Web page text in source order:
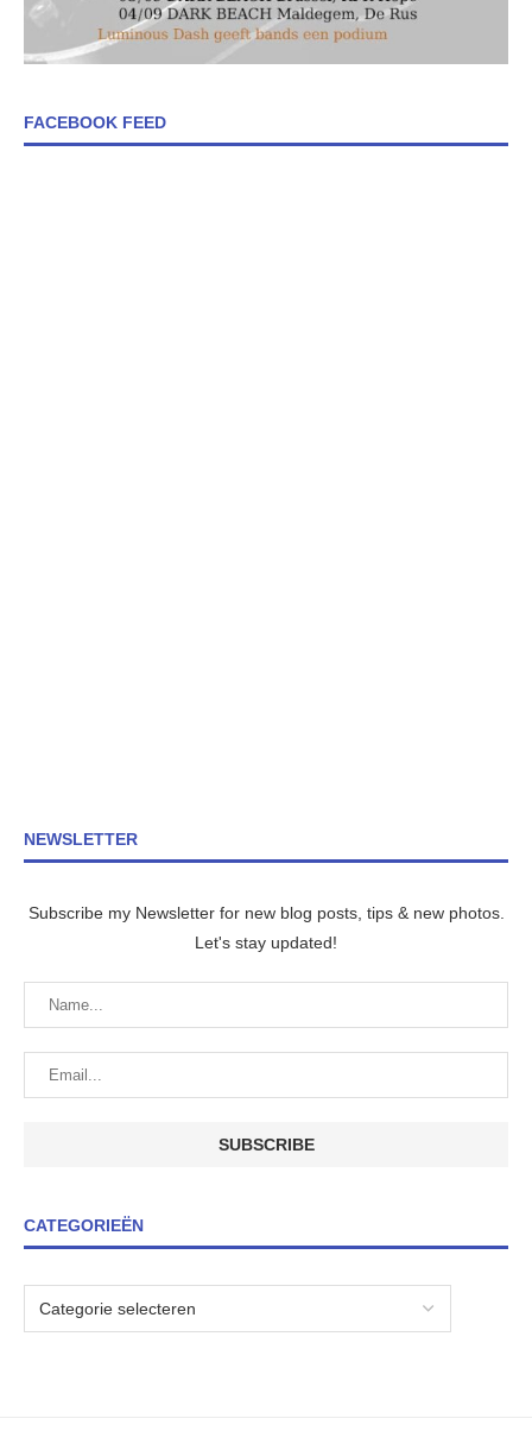
FACEBOOK FEED
NEWSLETTER
Subscribe my Newsletter for new blog posts, tips & new photos.
Let's stay updated!
CATEGORIEËN